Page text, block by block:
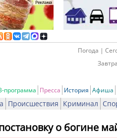
Погода |
программа Пресса История Афиша
Происшествия Криминал
о богине